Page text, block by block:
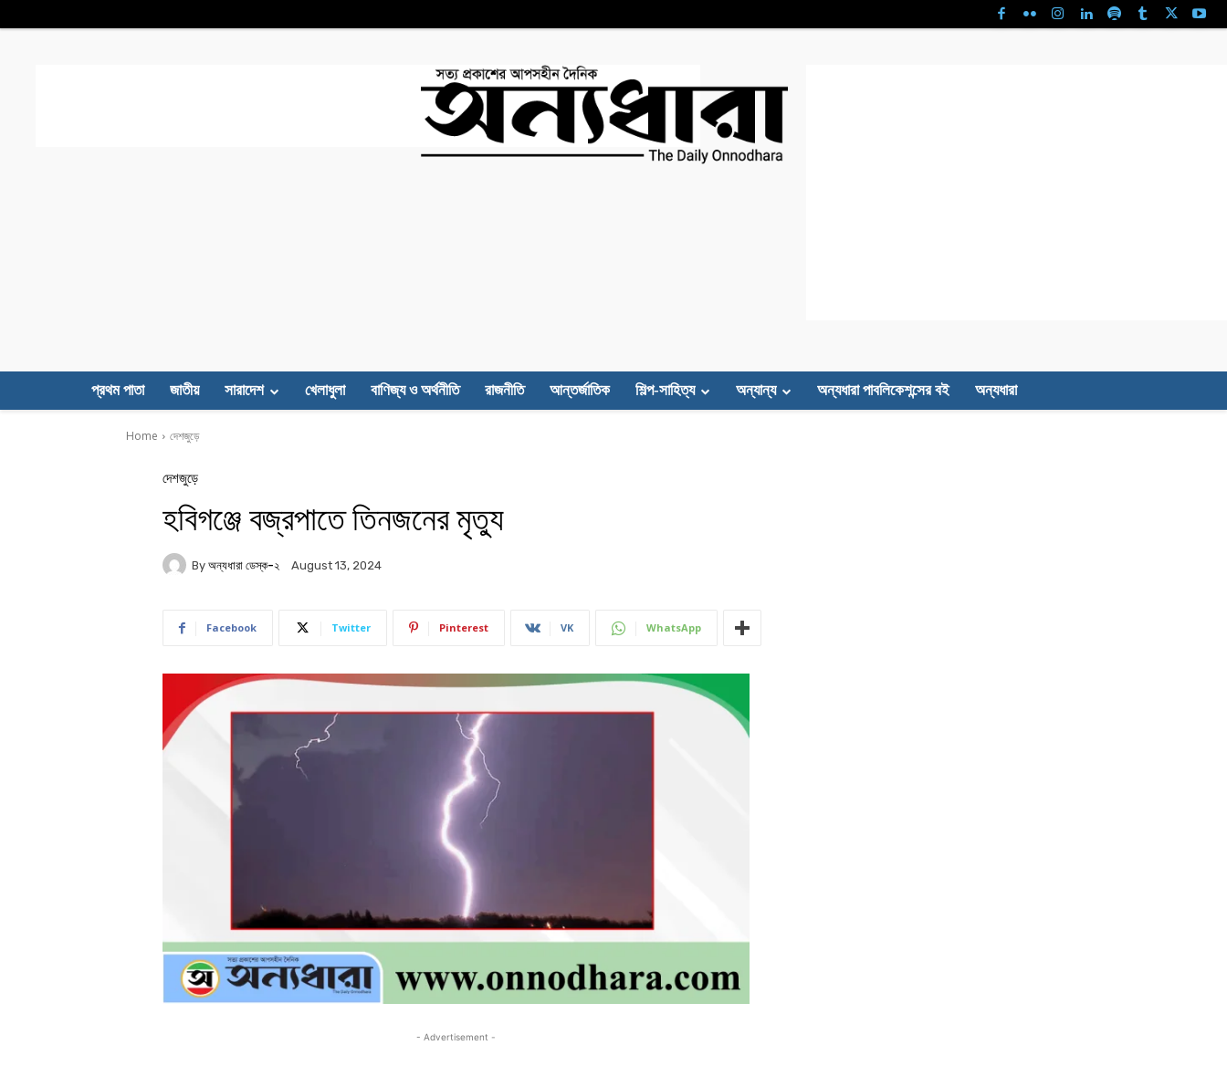
প্রথম পাতা জাতীয় সারাদেশ খেলাধুলা বাণিজ্য ও অর্থনীতি রাজনীতি আন্তর্জাতিক শিল্প-সাহিত্য অন্যান্য অন্যধারা পাবলিকেশন্সের বই অন্যধারা
Home দেশজুড়ে
দেশজুড়ে
হবিগঞ্জে বজ্রপাতে তিনজনের মৃত্যু
By অন্যধারা ডেস্ক-২ August 13, 2024
Facebook Twitter Pinterest VK WhatsApp
- Advertisement -